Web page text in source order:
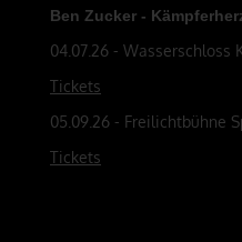
Ben Zucker -
04.07.26 - Wasserschloss
Tickets
05.09.26 - Freilichtbühne
Tickets